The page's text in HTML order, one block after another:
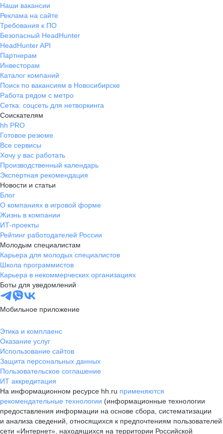
Наши вакансии
Реклама на сайте
Требования к ПО
Безопасный HeadHunter
HeadHunter API
Партнерам
Инвесторам
Каталог компаний
Поиск по вакансиям в Новосибирске
Работа рядом с метро
Сетка: соцсеть для нетворкинга
Соискателям
hh PRO
Готовое резюме
Все сервисы
Хочу у вас работать
Производственный календарь
Экспертная рекомендация
Новости и статьи
Блог
О компаниях в игровой форме
Жизнь в компании
ИТ-проекты
Рейтинг работодателей России
Молодым специалистам
Карьера для молодых специалистов
Школа программистов
Карьера в некоммерческих организациях
Боты для уведомлений
Мобильное приложение
Этика и комплаенс
Оказание услуг
Использование сайтов
Защита персональных данных
Пользовательское соглашение
ИТ аккредитация
На информационном ресурсе hh.ru применяются
рекомендательные технологии (информационные технологии
предоставления информации на основе сбора, систематизации
и анализа сведений, относящихся к предпочтениям пользователей
сети «Интернет», находящихся на территории Российской